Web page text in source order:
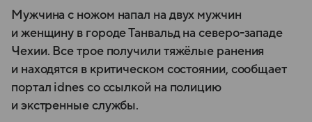
Мужчина с ножом напал на двух мужчин
и женщину в городе Танвальд на северо-западе
Чехии. Все трое получили тяжёлые ранения
и находятся в критическом состоянии, сообщает
портал idnes со ссылкой на полицию
и экстренные службы.